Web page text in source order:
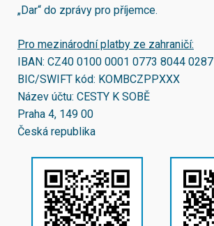
„Dar“ do zprávy pro příjemce.
Pro mezinárodní platby ze zahraničí:
IBAN: CZ40 0100 0001 0773 8044 0287
BIC/SWIFT kód: KOMBCZPPXXX
Název účtu: CESTY K SOBĚ
Praha 4, 149 00
Česká republika